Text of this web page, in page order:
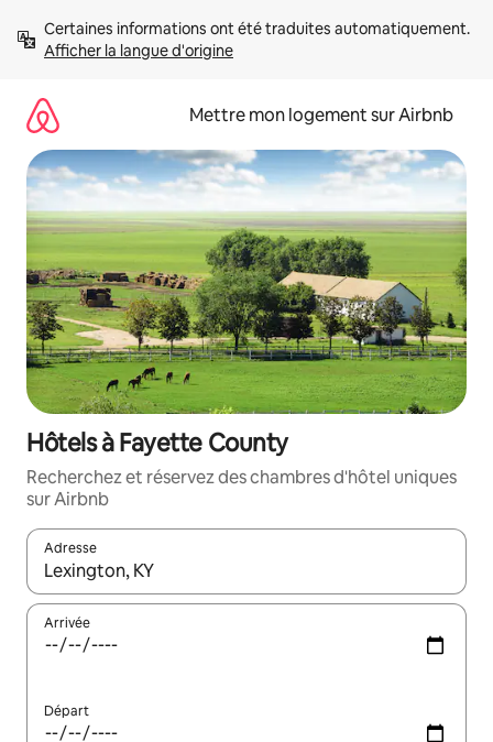
directement
Afficher la langue d'origine
Mettre mon logement sur Airbnb
Hôtels à Fayette County
Recherchez et réservez des chambres d'hôtel uniques
sur Airbnb
Adresse
Lorsque les résultats s'affichent, utilisez les flèches vers le
Arrivée
Départ